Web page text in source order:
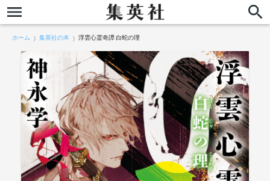
ホーム 集英社の本 浮雲心霊奇譚 白蛇の理